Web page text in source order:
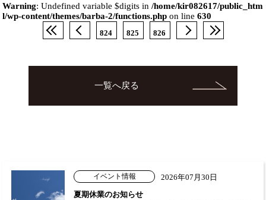
Warning: Undefined variable $digits in/home/kir082617/public_htm
l/wp-content/themes/barba-2/functions.php on line630
824 825 826
一覧へ戻る
イベント情報
2026年07月30日
夏期休業のお知らせ